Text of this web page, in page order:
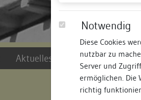
Notwendig
Diese Cookies
nutzbar zu
Server und
ermöglichen. Die
richtig
Aktuelles und Termine